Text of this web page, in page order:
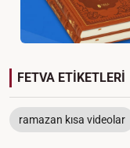
FETVA ETİKETLERİ
ramazan kısa videolar